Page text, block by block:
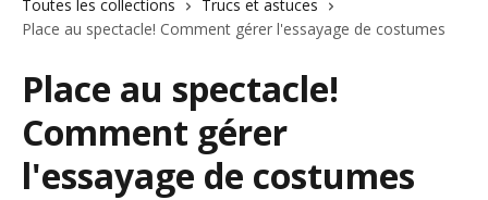
Toutes les collections
Trucs et astuces
Place au spectacle! Comment gérer l'essayage de costumes
Place au spectacle!
Comment gérer
l'essayage de costumes